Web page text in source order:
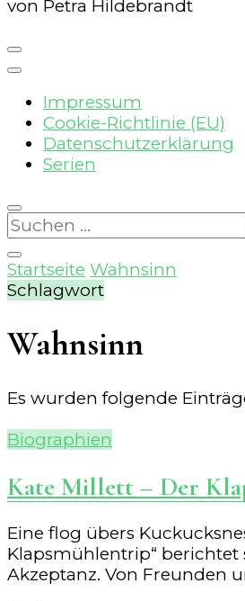
von Petra Hildebrandt
Impressum
Cookie-Richtlinie (EU)
Datenschutzerklärung
Serien
Suchen
nach:
Startseite Wahnsinn
Schlagwort
Wahnsinn
Es wurden folgende
Biographien
Kate Millett – Der
Eine flog übers
Klapsmühlentrip“ berichtet
Akzeptanz. Von Freunden